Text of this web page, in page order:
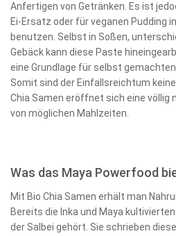
Anfertigen von Getränken. Es ist
Ei-Ersatz oder für veganen Pudding
benutzen. Selbst in Soßen,
Gebäck kann diese Paste
eine Grundlage für selbst
Somit sind der Einfallsreichtum
Chia Samen eröffnet sich eine völlig
von möglichen Mahlzeiten.
Was das Maya Powerfood
Mit Bio Chia Samen erhält man
Bereits die Inka und Maya
der Salbei gehört. Sie schrieben